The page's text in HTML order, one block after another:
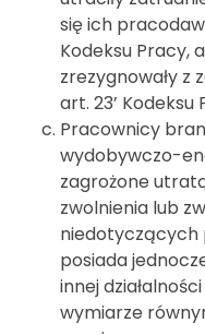
się ich
Kodeksu Pracy,
zrezygnowały z
art. 23’ Kodeksu
Pracownicy
wydobywczo-
zagrożone
zwolnienia lub
niedotyczących
posiada
innej
wymiarze